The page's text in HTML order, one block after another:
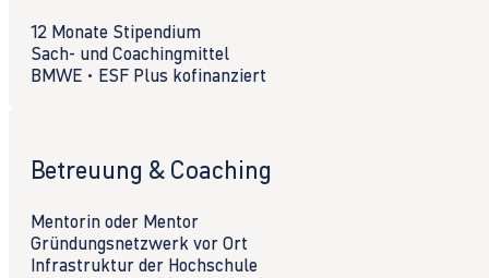
12 Monate Stipendium
Sach- und Coachingmittel
BMWE • ESF Plus kofinanziert
Betreuung & Coaching
Mentorin oder Mentor
Gründungsnetzwerk vor Ort
Infrastruktur der Hochschule